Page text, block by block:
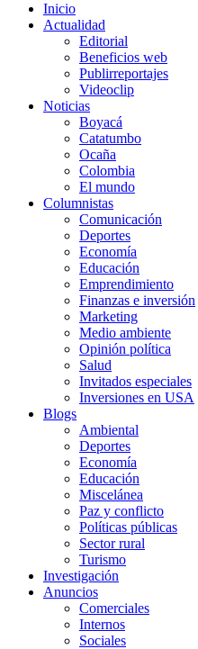
Inicio
Actualidad
Editorial
Beneficios web
Publirreportajes
Videoclip
Noticias
Boyacá
Catatumbo
Ocaña
Colombia
El mundo
Columnistas
Comunicación
Deportes
Economía
Educación
Emprendimiento
Finanzas e inversión
Marketing
Medio ambiente
Opinión política
Salud
Invitados especiales
Inversiones en USA
Blogs
Ambiental
Deportes
Economía
Educación
Miscelánea
Paz y conflicto
Políticas públicas
Sector rural
Turismo
Investigación
Anuncios
Comerciales
Internos
Sociales